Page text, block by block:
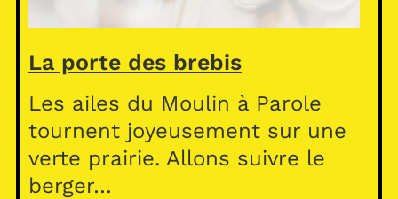
La porte des brebis
Les ailes du Moulin à Parole
tournent joyeusement sur une
verte prairie. Allons suivre le
berger…